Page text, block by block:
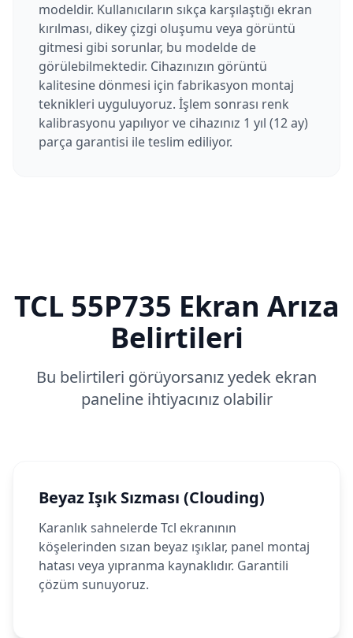
modeldir. Kullanıcıların sıkça karşılaştığı ekran
kırılması, dikey çizgi oluşumu veya görüntü
gitmesi gibi sorunlar, bu modelde de
görülebilmektedir. Cihazınızın görüntü
kalitesine dönmesi için fabrikasyon montaj
teknikleri uyguluyoruz. İşlem sonrası renk
kalibrasyonu yapılıyor ve cihazınız 1 yıl (12 ay)
parça garantisi ile teslim ediliyor.
TCL 55P735 Ekran Arıza
Belirtileri
Bu belirtileri görüyorsanız yedek ekran
paneline ihtiyacınız olabilir
Beyaz Işık Sızması (Clouding)
Karanlık sahnelerde Tcl ekranının
köşelerinden sızan beyaz ışıklar, panel montaj
hatası veya yıpranma kaynaklıdır. Garantili
çözüm sunuyoruz.